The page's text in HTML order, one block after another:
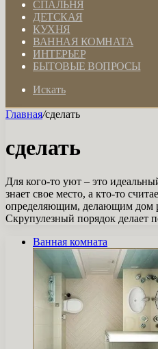
СПАЛЬНЯ
ДЕТСКАЯ
КУХНЯ
ВАННАЯ КОМНАТА
ИНТЕРЬЕР
БЫТОВЫЕ ВОПРОСЫ
Искать
Главная/сделать
сделать
Для кого-то уют – это
знает свое место, а кто-то
определяющим, делающим дом
Скрупулезный порядок
Ванная комната